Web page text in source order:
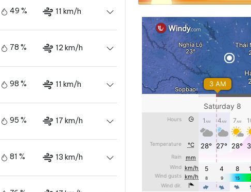
49 % 11 km/h
78 % 12 km/h
98 % 11 km/h
95 % 17 km/h
81 % 13 km/h